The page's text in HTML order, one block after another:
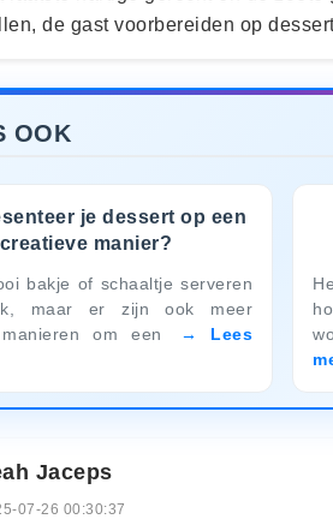
de gast voorbereiden op
OOK
je dessert op een
creatieve manier?
bakje of schaaltje serveren
maar er zijn ook meer
om een
Lees
Jaceps
07-26 00:30:37